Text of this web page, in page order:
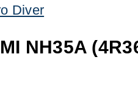
Diver
NH35A